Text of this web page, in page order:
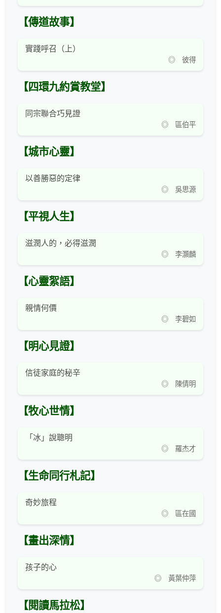
【傳道故事】
實踐呼召（上）
◎ 彼得
【四環九約賞教堂】
同宗聯合巧見證
◎ 區伯平
【城市心靈】
以善勝惡的定律
◎ 吳思源
【平視人生】
滋潤人的，必得滋潤
◎ 李灝麟
【心靈絮語】
親情何價
◎ 李碧如
【明心見證】
信徒家庭的秘辛
◎ 陳倩明
【牧心世情】
「冰」說聰明
◎ 羅杰才
【生命同行札記】
奇妙旅程
◎ 區在國
【畫出深情】
孩子的心
◎ 黃葉仲萍
【閱讀馬拉松】